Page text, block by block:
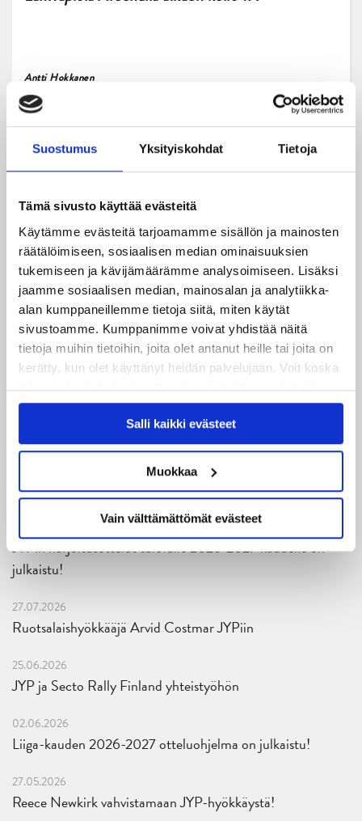
Suostumus Yksityiskohdat Tietoja
Tämä sivusto käyttää evästeitä
Käytämme evästeitä tarjoamamme sisällön ja mainosten
räätälöimiseen, sosiaalisen median ominaisuuksien
tukemiseen ja kävijämäärämme analysoimiseen. Lisäksi
jaamme sosiaalisen median, mainosalan ja analytiikka-
alan kumppaneillemme tietoja siitä, miten käytät
sivustoamme. Kumppanimme voivat yhdistää näitä
tietoja muihin tietoihin, joita olet antanut heille tai joita on
kerätty, kun olet käyttänyt heidän palvelujaan. Voit koska
tahansa kumota tai muuttaa suostumustasi evästeiden
käytöstäEvästeet-sivultamme.
Salli kaikki evästeet
Muokkaa
Vain välttämättömät evästeet
Antti Hokkanen
Uusimmat
06.08.2026
JYPin kausi käyntiin Tampere Cupista!
05.08.2026
JYPin kapteenisto Liiga-kauteen 2026–2027 on nimetty
04.08.2026
Joukkueen yhteisharjoitukset ovat alkaneet – ensimmäinen
mittari luvassa jo heti viikonloppuna Tampere Cupissa!
JYPin harjoitusottelut tulevalle 2026-2027 kaudelle on
julkaistu!
27.07.2026
Ruotsalaishyökkääjä Arvid Costmar JYPiin
25.06.2026
JYP ja Secto Rally Finland yhteistyöhön
02.06.2026
Liiga-kauden 2026-2027 otteluohjelma on julkaistu!
27.05.2026
Reece Newkirk vahvistamaan JYP-hyökkäystä!